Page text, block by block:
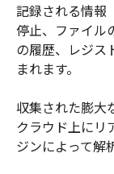
記録される情報
停止、ファイル
の履歴、レジス
まれます。
収集された膨大
クラウド上にリ
ジンによって解